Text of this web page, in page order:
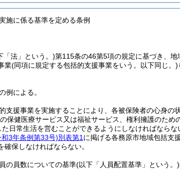
施に係る基準を定める条例
「法」という。)第115条の46第5項の規定に基づき、地
業(同項に規定する包括的支援事業をいう。以下同じ。)
例による。
援事業を実施することにより、各被保険者の心身の
健医療サービス又は福祉サービス、権利擁護のため
日常生活を営むことができるようにしなければならな
和3年条例第33号)別表第1 に掲げる各務原市地域包括支
保しなければならない。
の員数についての基準(以下「人員配置基準」という。)